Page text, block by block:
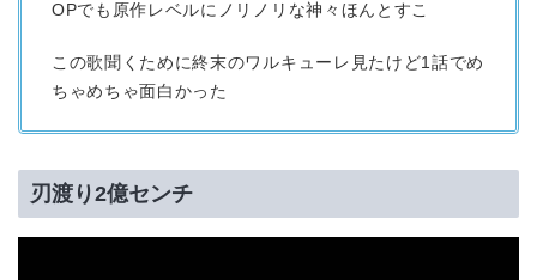
OPでも原作レベルにノリノリな神々ほんとすこ
この歌聞くために終末のワルキューレ見たけど1話でめ
ちゃめちゃ面白かった
刃渡り2億センチ